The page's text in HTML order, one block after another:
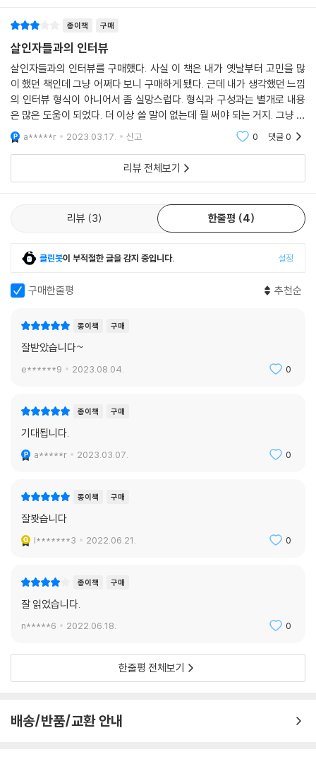
있으며 대부분의 남자들이 이성과 처음으로 관계를 맺기 시작하는 나이에
관계를 맺지 못한 것은 그러한 환상 때문이었고, 그 환상을 구체화한 것은
행동이었다. 내가 면담했던 그렇게도 많은 범죄자들처럼 그 역시 살인범으
로 자라난 것이다.
--- p.90
이러한 살인범들이 누구이며, 그들이 어떻게 살인자가 되었느냐 하는 세부
사항으로 들어가기 전에, 나는 먼저 정상이었던 사람이 35세를 넘어가면
서 갑자기 사악하고 파괴적인 살인자로 전락하는 일은 절대 없다는 사실을
래 전부터---어린 시절부터---존재하고 진전되어 온 것이다
다른 사람들과 원만한 관계를 맺고 유지하고 발전시키는 능력은 유년시절
이전에 긍정적으로 감화되지 않는다면, 사춘기에 이르렀을 때쯤에는 때가
은 기능부전의 다른 어떤 조짐일 것이다. 어린시절에 심각한 상처를 입은
사람들은 완전히 정상적인 생활로 이행할 수가 없기 때문에 학대의 사이클
어머니나 폭력적인 아버지가 되는 것이다. 기능부전인 성인들은 범죄적인
까지 손상을 입힌다.
--- p.104
하고 살아왔던 번디의 내면에는 어쩌면 늘 살인의 욕구가 도사리고 있었을
지 모를 일이기 때문이다.
“누가 살인했는가”를 찾기보다,
“누가 그에게 ‘살인’이라는 환상을 제공했는가?”를 찾아라
위에서 거론한 인물은 이 책 『살인자들과의 인터뷰』에서 소개되는 다수의
범죄자들 중 세 사람으로, 다만 엽기적 살인행각이라는 결과뿐 아니라, 살
인의 원인이나 과거의 특이한 경험이 무엇이었는지를 제시하기 위해 적어
보았다.
이 세 인물의 행동 패턴을 보면, 한국에서 연쇄살인을 저질러 전 국민을 놀
라게 한 이춘재, 유영철, 강호순 등의 범죄자와 무척 닮아있다. 이는 ‘다수
의 마음을 받아주지 않는 사람(혹은 세상), 가난, 결핍 등 살인이라는 이상
범죄를 일으키도록 부채질한 내면 속의 ‘그것’이, 『살인자들과의 인터뷰』
속에 등장하는 살인자들이 갖고 있는 공통요소이기 때문이다.
영화 [양들의 침묵]의 소재가 되었던,
실제 FBI 심리분석관이 쓴 ‘범죄심리학의 바이블’
록으로, 1992년 미국에서 처음 출간된 이후 범죄심리를 본격적으로 다룬
최초의 책이자 최고의 고전으로 평가받고 있다. 처음 FBI 시절엔 그도 단순
한 범죄나 테러 사건 등을 쫓아 수사를 진행하는 일반 요원이었지만, 다수
그렇게 ‘범죄심리분석관’이라는 특별업무를 맡게 된 그는, 미국을 들썩이
게 만들었던 가공할 만한 연쇄살인을 맞닥뜨리면서 별반 단서 하나 없는
인상을 분석해내는 ‘프로파일링(Profiling) 기법’을 이용하여 범인상을 정
확하게 맞춰가는 놀라운 결과를 보여주었고, 아무도 해결하지 못했던 난해
한 수사에 결정적인 가이드 역할을 해주었다.
당시엔 엄연한 의미의 과학으로 인정받지는 못했지만, 근래 들어 이 기법
은 미국 이외에도 전 세계적으로 범죄 수사연구에 있어 그 몫을 단단히 하
로 추측해가면서 범인의 심리나 환경을 그려가는 것이다. 가령 7명이나 죽
종이책 구매
살인자들과의 인터뷰
살인자들과의 인터뷰를 구매했다. 사실 이 책은 내가 옛날부터 고민을 많
이 했던 책인데 그냥 어쩌다 보니 구매하게 됐다. 근데 내가 생각했던 느낌
의 인터뷰 형식이 아니어서 좀 실망스럽다. 형식과 구성과는 별개로 내용
은 많은 도움이 되었다. 더 이상 쓸 말이 없는데 뭘 써야 되는 거지. 그냥 좀
넘겨 줘 예스 24 야... 이 정도면 150자 채운 거 같아... 나중에 수정할게 제
발 넘어가
a*****r 2023.03.17. 신고 0 댓글0
리뷰 전체보기
리뷰 3 한줄평 4
클린봇이 부적절한 글을 감지 중입니다. 설정
구매한줄평 추천순
종이책 구매
잘받았습니다~
e******9 2023.08.04. 0
종이책 구매
기대됩니다.
a*****r 2023.03.07. 0
종이책 구매
잘봣습니다
l*******3 2022.06.21. 0
종이책 구매
잘 읽었습니다.
n*****6 2022.06.18. 0
한줄평 전체보기
배송/반품/교환 안내